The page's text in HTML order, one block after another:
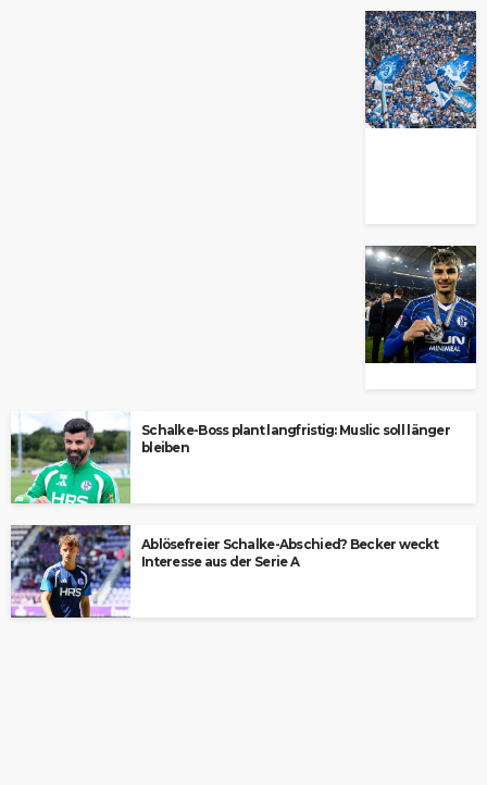
Schalke-Boss plant langfristig: Muslic soll länger
bleiben
Ablösefreier Schalke-Abschied? Becker weckt
Interesse aus der Serie A